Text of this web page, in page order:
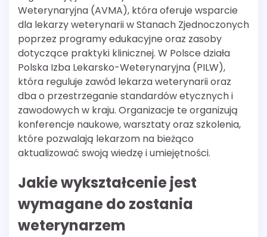
Weterynaryjna (AVMA), która oferuje wsparcie
dla lekarzy weterynarii w Stanach Zjednoczonych
poprzez programy edukacyjne oraz zasoby
dotyczące praktyki klinicznej. W Polsce działa
Polska Izba Lekarsko-Weterynaryjna (PILW),
która reguluje zawód lekarza weterynarii oraz
dba o przestrzeganie standardów etycznych i
zawodowych w kraju. Organizacje te organizują
konferencje naukowe, warsztaty oraz szkolenia,
które pozwalają lekarzom na bieżąco
aktualizować swoją wiedzę i umiejętności.
Jakie wykształcenie jest
wymagane do zostania
weterynarzem